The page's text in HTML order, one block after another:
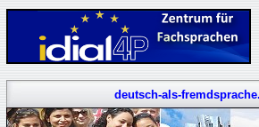
deutsch-als-